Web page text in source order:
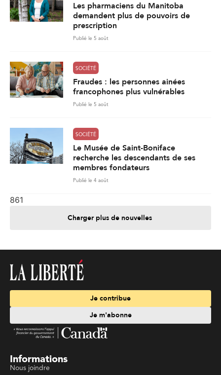
Les pharmaciens du Manitoba
demandent plus de pouvoirs de
prescription
Publié le 5 août
SOCIÉTÉ
Fraudes : les personnes ainées
francophones plus vulnérables
Publié le 5 août
SOCIÉTÉ
Le Musée de Saint-Boniface
recherche les descendants de ses
membres fondateurs
Publié le 4 août
861
Charger plus de nouvelles
Je contribue
Je m'abonne
Informations
Nous joindre